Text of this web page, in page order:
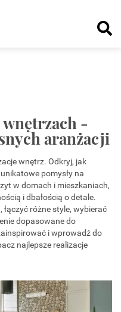
-
aranżacji
wnętrz. Odkryj, jak
pomysły na
w domach i mieszkaniach,
i dbałością o detale.
różne style, wybierać
dopasowane do
i wprowadź do
najlepsze realizacje